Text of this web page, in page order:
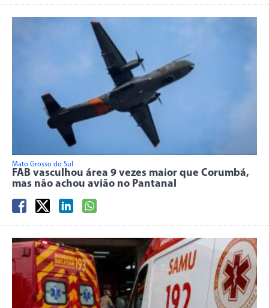
Mato Grosso do Sul
FAB vasculhou área 9 vezes maior que Corumbá,
mas não achou avião no Pantanal